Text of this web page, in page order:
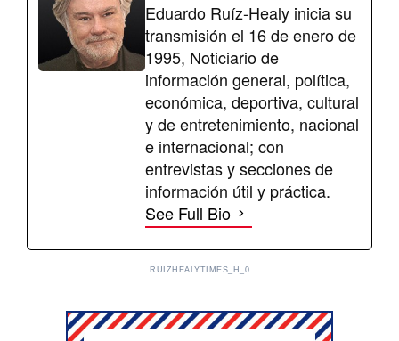
Eduardo Ruíz-Healy inicia su
transmisión el 16 de enero de
1995, Noticiario de
información general, política,
económica, deportiva, cultural
y de entretenimiento, nacional
e internacional; con
entrevistas y secciones de
información útil y práctica.
See Full Bio
RUIZHEALYTIMES_H_0